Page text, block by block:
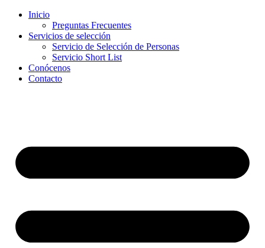
Inicio
Preguntas Frecuentes
Servicios de selección
Servicio de Selección de Personas
Servicio Short List
Conócenos
Contacto